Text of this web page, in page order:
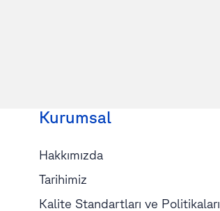
Kurumsal
Hakkımızda
Tarihimiz
Kalite Standartları ve Politikaları